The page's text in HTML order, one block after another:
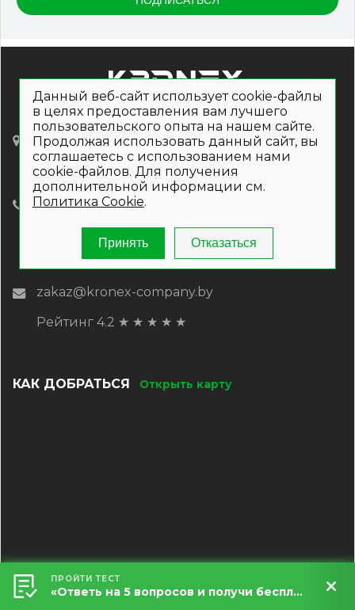
Ленинградский проспект, д. 36, стр. 40,
пом.210
(ВТБ-Арена, 710 метров от метро Динамо)
+7 (499) 490-50-19
Время работы интернет-магазина:
Пн-Пт: 8.30 - 17.15
zakaz@kronex-company.by
Рейтинг 4.2 ★ ★ ★ ★ ★
КАК ДОБРАТЬСЯ Открыть карту
Данный веб-сайт использует cookie-файлы
в целях предоставления вам лучшего
пользовательского опыта на нашем сайте.
Продолжая использовать данный сайт, вы
соглашаетесь с использованием нами
cookie-файлов. Для получения
дополнительной информации см.
Политика Cookie.
Принять Отказаться
ПРОЙТИ ТЕСТ
«Ответь на 5 вопросов и получи бесплатный расчет террасы за 5 минут!»